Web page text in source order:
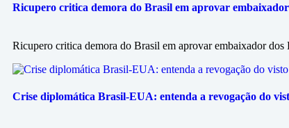
Ricupero critica demora do Brasil em aprovar
Ricupero critica demora do Brasil em aprovar embaixador
Crise diplomática Brasil-EUA: entenda a revogação do